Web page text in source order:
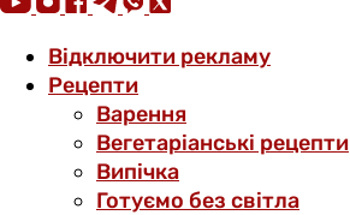
Відключити рекламу
Рецепти
Варення
Вегетаріанські рецепти
Випічка
Готуємо без світла